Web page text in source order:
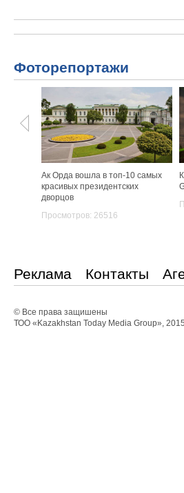
Фоторепортажи
Ак Орда вошла в топ-10 самых
красивых президентских
дворцов
Просмотров: 26516
Реклама Контакты
© Все права защишены
ТОО «Kazakhstan Today Media Group», 2015